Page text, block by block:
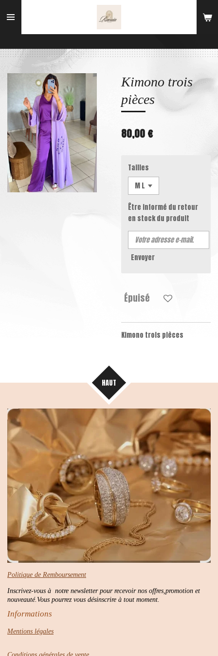
au
Kimono trois
pièces
80,00 €
Tailles
Être informé du retour
en stock du produit
Envoyer
Épuisé
Kimono trois pièces
HAUT
Politique de Remboursement
Inscrivez-vous à notre newsletter pour recevoir nos offres,promotion et
nouveauté.Vous pourrez vous désinscrire à tout moment.
Informations
Mentions légales
Conditions générales de vente